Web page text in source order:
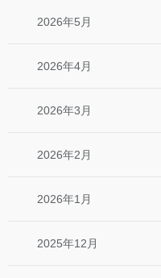
2026年5月
2026年4月
2026年3月
2026年2月
2026年1月
2025年12月